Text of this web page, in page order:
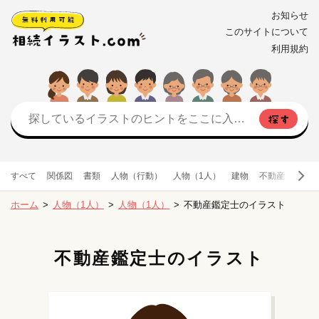
お知らせ
このサイトについて
利用規約
すべて 関係図 書類 人物（行動） 人物（1人） 建物 不動産 お金
ホーム 人物（1人） 人物（1人） 不動産鑑定士のイラスト
不動産鑑定士のイラスト